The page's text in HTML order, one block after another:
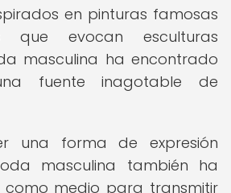
en pinturas famosas
que evocan esculturas
masculina ha encontrado
fuente inagotable de
una forma de expresión
masculina también ha
como medio para transmitir